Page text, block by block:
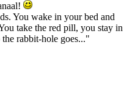
You wake in your bed and
take the red pill, you stay in
rabbit-hole goes..."